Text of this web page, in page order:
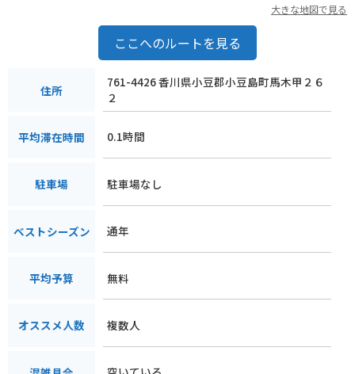
大きな地図で見る
ここへのルートを見る
住所
761-4426 香川県小豆郡小豆島町馬木甲２６
２
平均滞在時間 0.1時間
駐車場 駐車場なし
ベストシーズン 通年
平均予算 無料
オススメ人数 複数人